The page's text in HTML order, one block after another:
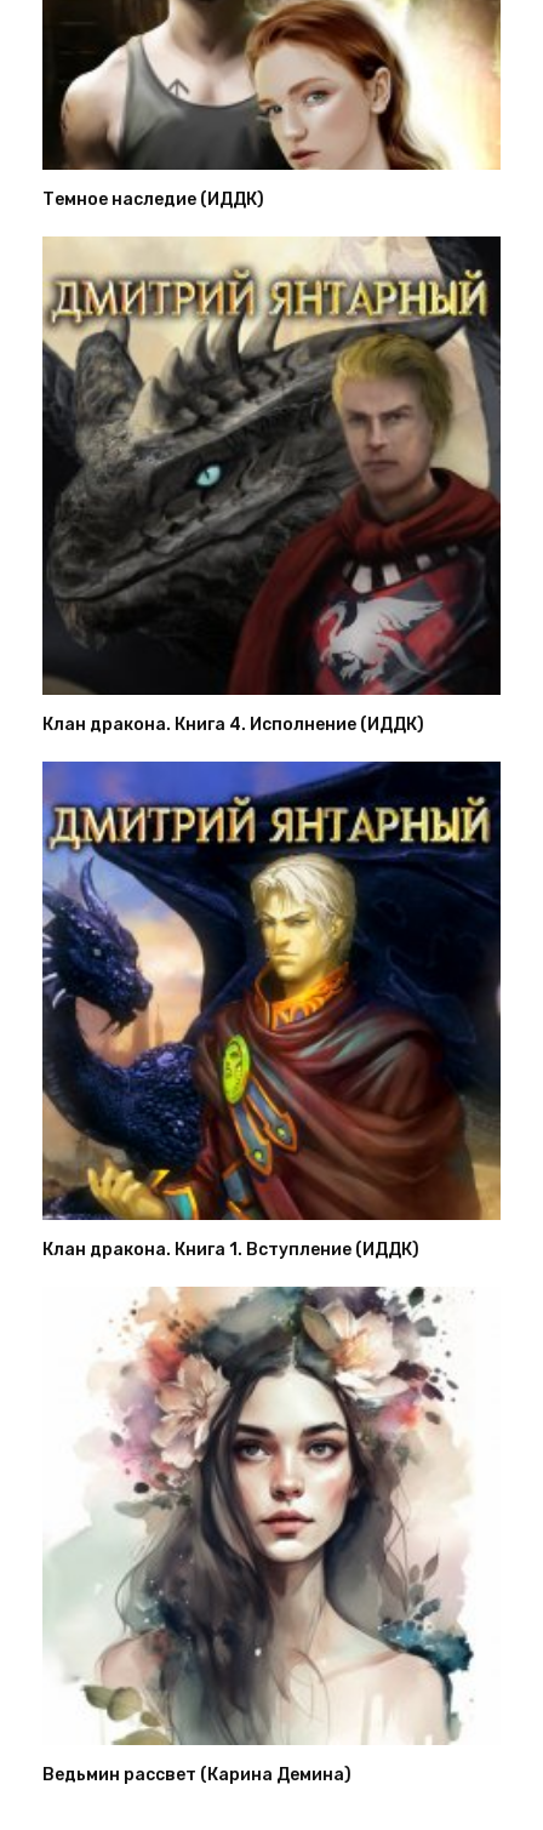
Темное наследие (ИДДК)
Клан дракона. Книга 4. Исполнение (ИДДК)
Клан дракона. Книга 1. Вступление (ИДДК)
Ведьмин рассвет (Карина Демина)